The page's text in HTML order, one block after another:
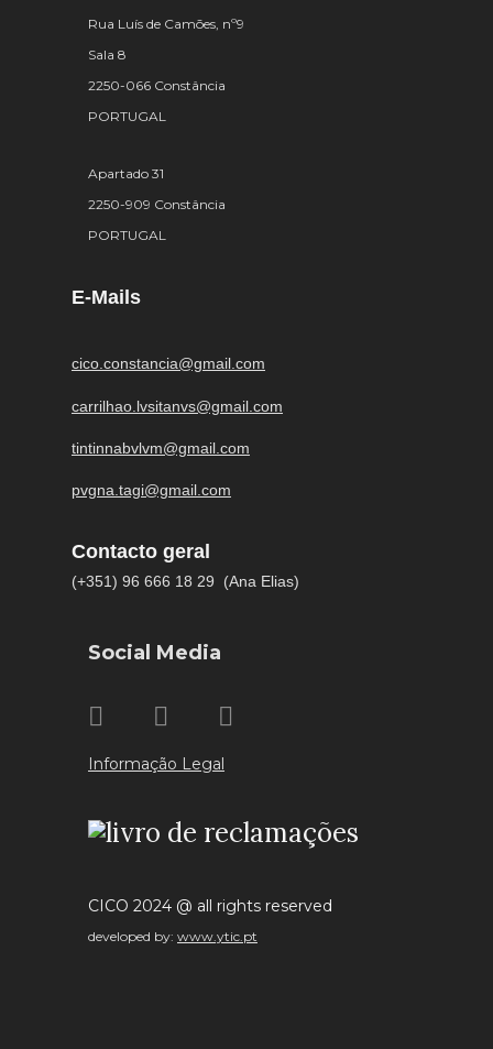
Rua Luís de Camões, nº9
Sala 8
2250-066 Constância
PORTUGAL
Apartado 31
2250-909 Constância
PORTUGAL
E-Mails
cico.constancia@gmail.com
carrilhao.lvsitanvs@gmail.com
tintinnabvlvm@gmail.com
pvgna.tagi@gmail.com
Contacto geral
(+351) 96 666 18 29 (Ana Elias)
Social Media
Informação Legal
CICO 2024 @ all rights reserved
developed by: www.ytic.pt